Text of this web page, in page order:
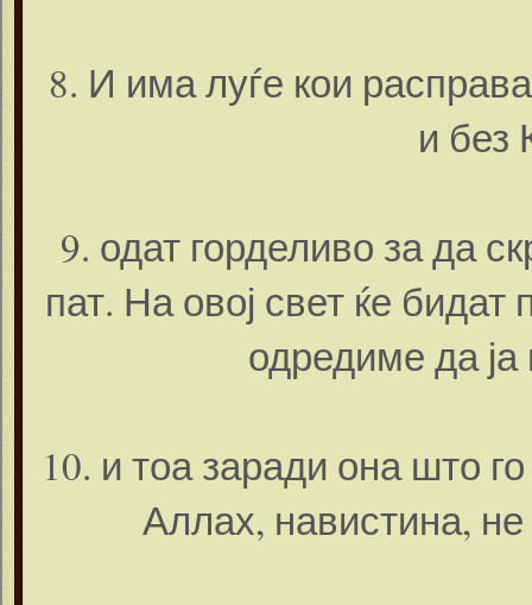
8. И има луѓе кои
и без
9. одат горделиво за да
пат. На овој свет ќе
одредиме да ја
10. и тоа заради она што
Аллах, навистина,